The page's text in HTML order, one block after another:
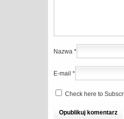
Nazwa *
E-mail *
Check here to